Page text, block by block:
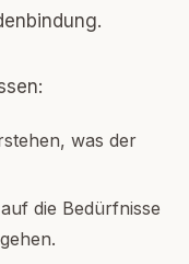
was der
die Bedürfnisse